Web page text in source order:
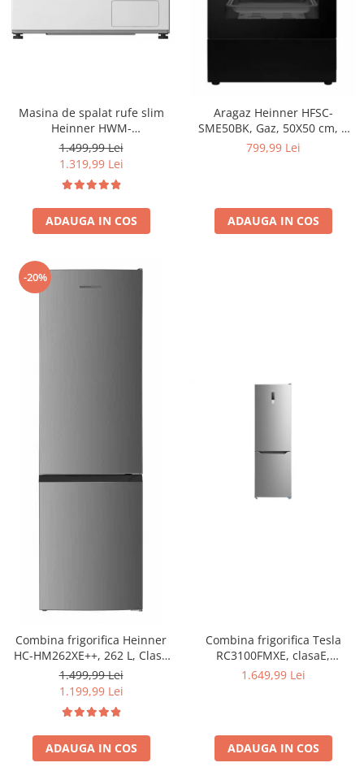
Masina de spalat rufe slim
Heinner HWM-
M814IVSMNA+++, 8 kg, 1400
rpm, Clasa A, Motor inverter,
Display digital, Blocare acces
copii, Alb
1.499,99 Lei
1.319,99 Lei
ADAUGA IN COS
Aragaz Heinner HFSC-
SME50BK, Gaz, 50X50 cm, 4
arzatoare, Dispozitiv
799,99 Lei
ADAUGA IN COS
-20%
Combina frigorifica Heinner
HC-HM262XE++, 262 L, Clasa
E, Control electronic,
Iluminare LED, 180 cm, Inox
1.499,99 Lei
1.199,99 Lei
ADAUGA IN COS
Combina frigorifica Tesla
RC3100FMXE, clasaE,
310LTotal No Frost, Display
1.649,99 Lei
ADAUGA IN COS